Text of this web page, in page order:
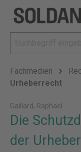
Fachmedien
Urheberrecht
Gaillard, Raphael
Die
der